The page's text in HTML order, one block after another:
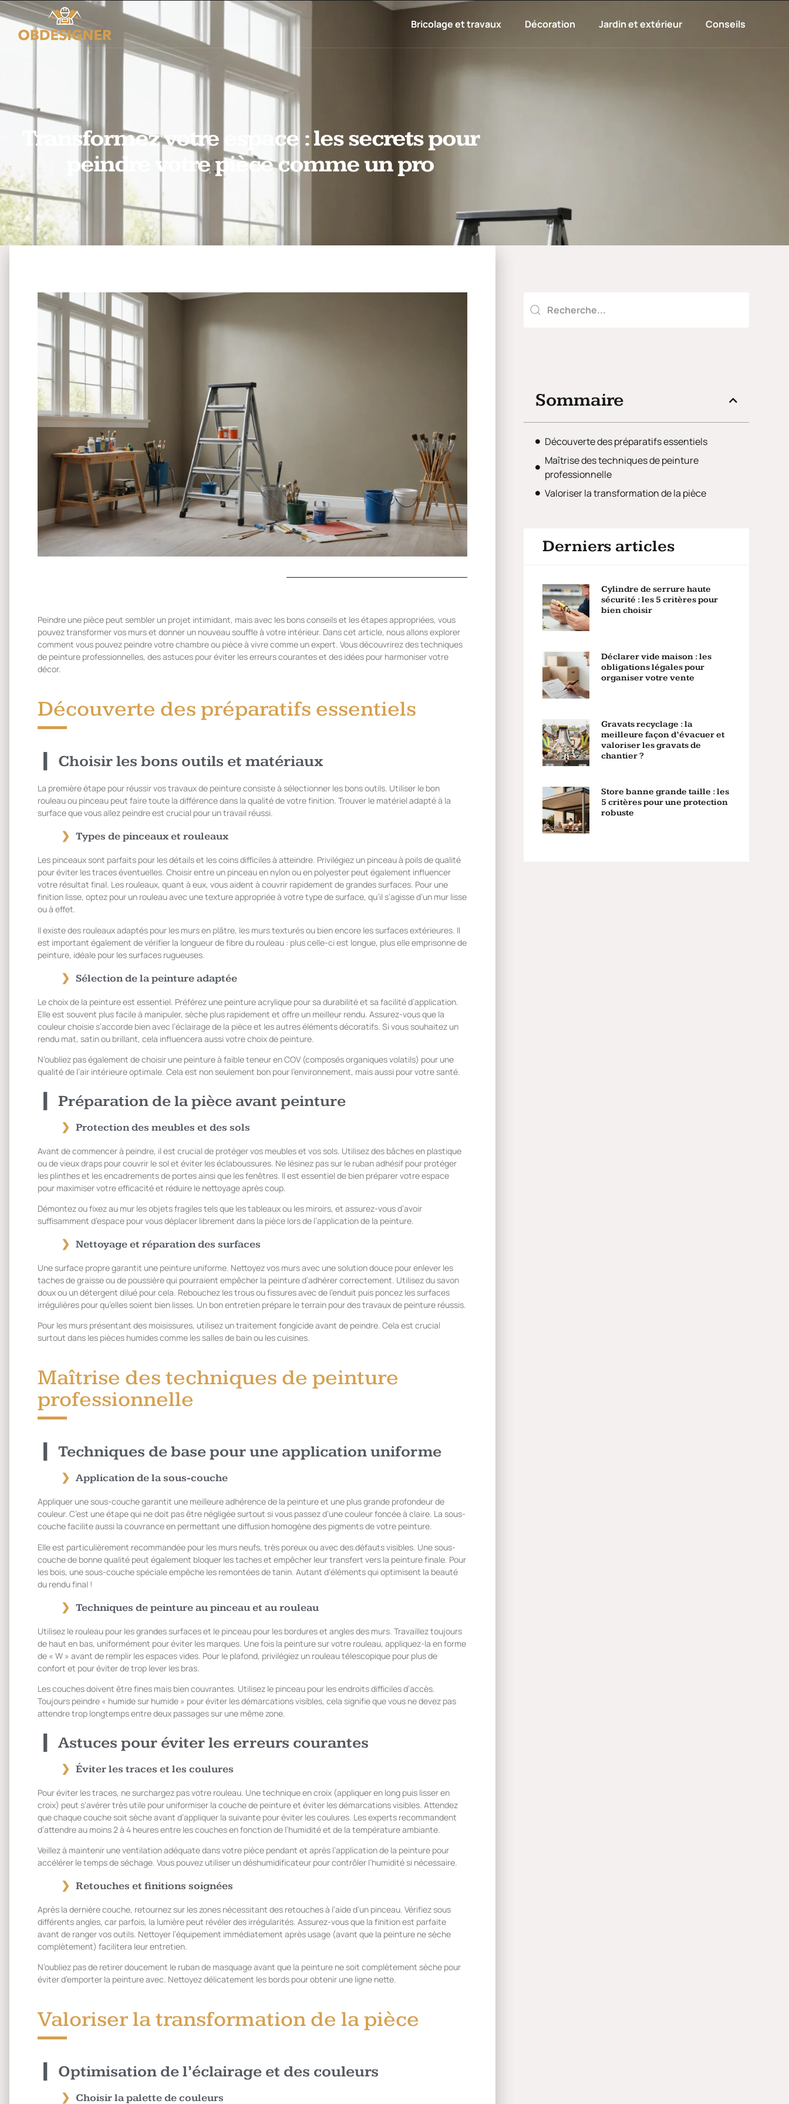
Bricolage et travaux Décoration Jardin et extérieur Conseils
Transformez votre espace : les secrets pour
peindre votre pièce comme un pro
Peindre une pièce peut sembler un projet intimidant, mais avec les bons conseils et les étapes appropriées, vous
pouvez transformer vos murs et donner un nouveau souffle à votre intérieur. Dans cet article, nous allons explorer
comment vous pouvez peindre votre chambre ou pièce à vivre comme un expert. Vous découvrirez des techniques
de peinture professionnelles, des astuces pour éviter les erreurs courantes et des idées pour harmoniser votre
décor.
Découverte des préparatifs essentiels
Choisir les bons outils et matériaux
La première étape pour réussir vos travaux de peinture consiste à sélectionner les bons outils. Utiliser le bon
rouleau ou pinceau peut faire toute la différence dans la qualité de votre finition. Trouver le matériel adapté à la
surface que vous allez peindre est crucial pour un travail réussi.
Types de pinceaux et rouleaux
Les pinceaux sont parfaits pour les détails et les coins difficiles à atteindre. Privilégiez un pinceau à poils de qualité
pour éviter les traces éventuelles. Choisir entre un pinceau en nylon ou en polyester peut également influencer
votre résultat final. Les rouleaux, quant à eux, vous aident à couvrir rapidement de grandes surfaces. Pour une
finition lisse, optez pour un rouleau avec une texture appropriée à votre type de surface, qu’il s’agisse d’un mur lisse
ou à effet.
Il existe des rouleaux adaptés pour les murs en plâtre, les murs texturés ou bien encore les surfaces extérieures. Il
est important également de vérifier la longueur de fibre du rouleau : plus celle-ci est longue, plus elle emprisonne de
peinture, idéale pour les surfaces rugueuses.
Sélection de la peinture adaptée
Le choix de la peinture est essentiel. Préférez une peinture acrylique pour sa durabilité et sa facilité d’application.
Elle est souvent plus facile à manipuler, sèche plus rapidement et offre un meilleur rendu. Assurez-vous que la
couleur choisie s’accorde bien avec l’éclairage de la pièce et les autres éléments décoratifs. Si vous souhaitez un
rendu mat, satin ou brillant, cela influencera aussi votre choix de peinture.
N’oubliez pas également de choisir une peinture à faible teneur en COV (composés organiques volatils) pour une
qualité de l’air intérieure optimale. Cela est non seulement bon pour l’environnement, mais aussi pour votre santé.
Préparation de la pièce avant peinture
Protection des meubles et des sols
Avant de commencer à peindre, il est crucial de protéger vos meubles et vos sols. Utilisez des bâches en plastique
ou de vieux draps pour couvrir le sol et éviter les éclaboussures. Ne lésinez pas sur le ruban adhésif pour protéger
les plinthes et les encadrements de portes ainsi que les fenêtres. Il est essentiel de bien préparer votre espace
pour maximiser votre efficacité et réduire le nettoyage après coup.
Démontez ou fixez au mur les objets fragiles tels que les tableaux ou les miroirs, et assurez-vous d’avoir
suffisamment d’espace pour vous déplacer librement dans la pièce lors de l’application de la peinture.
Nettoyage et réparation des surfaces
Une surface propre garantit une peinture uniforme. Nettoyez vos murs avec une solution douce pour enlever les
taches de graisse ou de poussière qui pourraient empêcher la peinture d’adhérer correctement. Utilisez du savon
doux ou un détergent dilué pour cela. Rebouchez les trous ou fissures avec de l’enduit puis poncez les surfaces
irrégulières pour qu’elles soient bien lisses. Un bon entretien prépare le terrain pour des travaux de peinture réussis.
Pour les murs présentant des moisissures, utilisez un traitement fongicide avant de peindre. Cela est crucial
surtout dans les pièces humides comme les salles de bain ou les cuisines.
Maîtrise des techniques de peinture
professionnelle
Techniques de base pour une application uniforme
Application de la sous-couche
Appliquer une sous-couche garantit une meilleure adhérence de la peinture et une plus grande profondeur de
couleur. C’est une étape qui ne doit pas être négligée surtout si vous passez d’une couleur foncée à claire. La sous-
couche facilite aussi la couvrance en permettant une diffusion homogène des pigments de votre peinture.
Elle est particulièrement recommandée pour les murs neufs, très poreux ou avec des défauts visibles. Une sous-
couche de bonne qualité peut également bloquer les taches et empêcher leur transfert vers la peinture finale. Pour
les bois, une sous-couche spéciale empêche les remontées de tanin. Autant d’éléments qui optimisent la beauté
du rendu final !
Techniques de peinture au pinceau et au rouleau
Utilisez le rouleau pour les grandes surfaces et le pinceau pour les bordures et angles des murs. Travaillez toujours
de haut en bas, uniformément pour éviter les marques. Une fois la peinture sur votre rouleau, appliquez-la en forme
de « W » avant de remplir les espaces vides. Pour le plafond, privilégiez un rouleau télescopique pour plus de
confort et pour éviter de trop lever les bras.
Les couches doivent être fines mais bien couvrantes. Utilisez le pinceau pour les endroits difficiles d’accès.
Toujours peindre « humide sur humide » pour éviter les démarcations visibles, cela signifie que vous ne devez pas
attendre trop longtemps entre deux passages sur une même zone.
Astuces pour éviter les erreurs courantes
Éviter les traces et les coulures
Pour éviter les traces, ne surchargez pas votre rouleau. Une technique en croix (appliquer en long puis lisser en
croix) peut s’avérer très utile pour uniformiser la couche de peinture et éviter les démarcations visibles. Attendez
que chaque couche soit sèche avant d’appliquer la suivante pour éviter les coulures. Les experts recommandent
d’attendre au moins 2 à 4 heures entre les couches en fonction de l’humidité et de la température ambiante.
Veillez à maintenir une ventilation adéquate dans votre pièce pendant et après l’application de la peinture pour
accélérer le temps de séchage. Vous pouvez utiliser un déshumidificateur pour contrôler l’humidité si nécessaire.
Retouches et finitions soignées
Après la dernière couche, retournez sur les zones nécessitant des retouches à l’aide d’un pinceau. Vérifiez sous
différents angles, car parfois, la lumière peut révéler des irrégularités. Assurez-vous que la finition est parfaite
avant de ranger vos outils. Nettoyer l’équipement immédiatement après usage (avant que la peinture ne sèche
complètement) facilitera leur entretien.
N’oubliez pas de retirer doucement le ruban de masquage avant que la peinture ne soit complètement sèche pour
éviter d’emporter la peinture avec. Nettoyez délicatement les bords pour obtenir une ligne nette.
Valoriser la transformation de la pièce
Optimisation de l’éclairage et des couleurs
Choisir la palette de couleurs
Sommaire
Découverte des préparatifs essentiels
Maîtrise des techniques de peinture
professionnelle
Valoriser la transformation de la pièce
Derniers articles
Cylindre de serrure haute
sécurité : les 5 critères pour
bien choisir
Déclarer vide maison : les
obligations légales pour
organiser votre vente
Gravats recyclage : la
meilleure façon d’évacuer et
valoriser les gravats de
chantier ?
Store banne grande taille : les
5 critères pour une protection
robuste